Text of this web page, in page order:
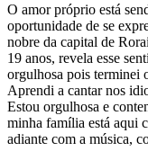
O amor próprio está
oportunidade de se
nobre da capital de
19 anos, revela esse
orgulhosa pois terminei
Aprendi a cantar nos
Estou orgulhosa e
minha família está aqui
adiante com a música,